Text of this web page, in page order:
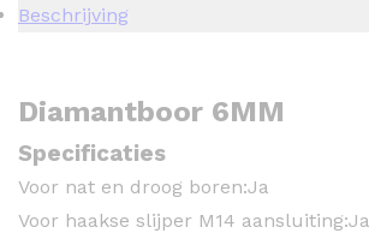
Beschrijving
Diamantboor 6MM
Specificaties
Voor nat en droog boren:Ja
Voor haakse slijper M14 aansluiting:Ja